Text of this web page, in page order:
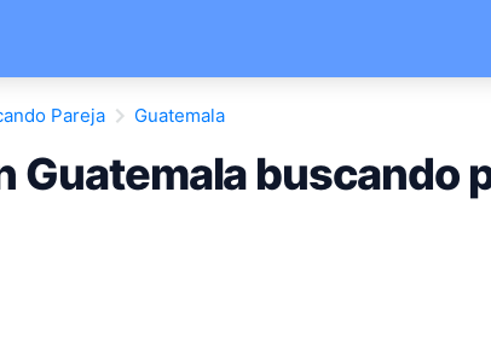
Pareja Guatemala
Guatemala buscando